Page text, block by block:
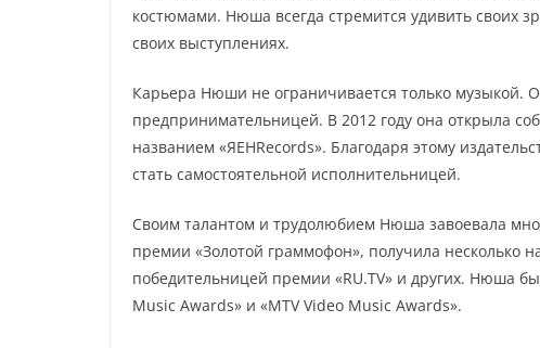
костюмами. Нюша всегда стремится удивить своих
своих выступлениях.
Карьера Нюши не ограничивается только музыкой.
предпринимательницей. В 2012 году она открыла
названием «ЯEНRecords». Благодаря этому
стать самостоятельной исполнительницей.
Своим талантом и трудолюбием Нюша завоевала
премии «Золотой граммофон», получила несколько
победительницей премии «RU.TV» и других. Нюша
Music Awards» и «MTV Video Music Awards».